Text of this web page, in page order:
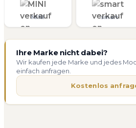
MINI smart
Ihre Marke nicht dabei?
Wir kaufen jede Marke und jedes
einfach anfragen.
Kostenlos